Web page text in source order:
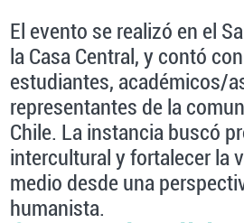
El evento se realizó en el
la Casa Central, y contó
estudiantes, académicos/
representantes de la
Chile. La instancia buscó
intercultural y fortalecer la
medio desde una
humanista.